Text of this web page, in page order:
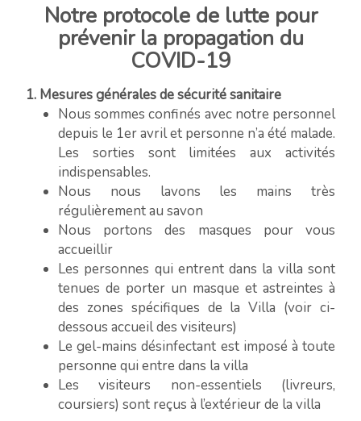
Notre protocole de lutte pour
prévenir la propagation du
COVID-19
1. Mesures générales de sécurité sanitaire
Nous sommes confinés avec notre personnel
depuis le 1er avril et personne n’a été malade.
Les sorties sont limitées aux activités
indispensables.
Nous nous lavons les mains très
régulièrement au savon
Nous portons des masques pour vous
accueillir
Les personnes qui entrent dans la villa sont
tenues de porter un masque et astreintes à
des zones spécifiques de la Villa (voir ci-
dessous accueil des visiteurs)
Le gel-mains désinfectant est imposé à toute
personne qui entre dans la villa
Les visiteurs non-essentiels (livreurs,
coursiers) sont reçus à l’extérieur de la villa